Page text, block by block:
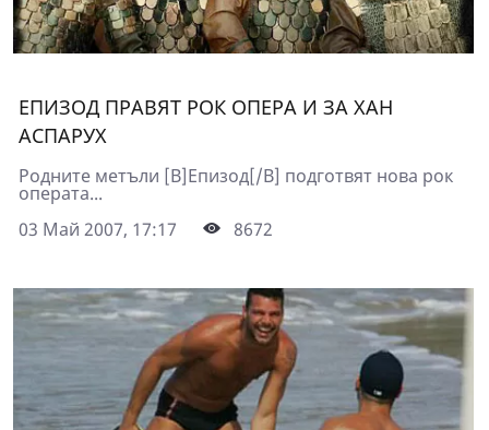
ЕПИЗОД ПРАВЯТ РОК ОПЕРА И ЗА ХАН
АСПАРУХ
Родните метъли [B]Епизод[/B] подготвят нова рок
операта...
03 Май 2007, 17:17
8672